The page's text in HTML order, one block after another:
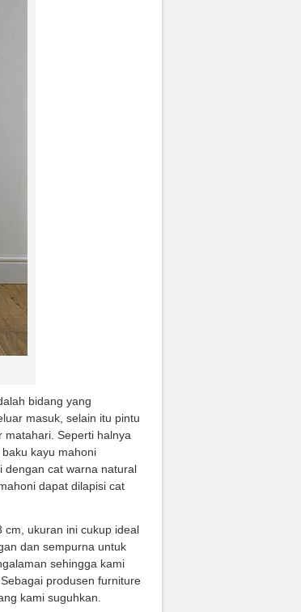
bidang yang
masuk, selain itu pintu
Seperti halnya
kayu mahoni
dengan cat warna natural
dapat dilapisi cat
cm, ukuran ini cukup ideal
dan sempurna untuk
sehingga kami
produsen furniture
kami suguhkan.